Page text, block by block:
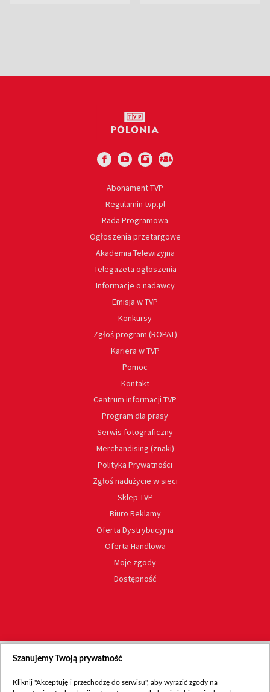
Abonament TVP
Regulamin tvp.pl
Rada Programowa
Ogłoszenia przetargowe
Akademia Telewizyjna
Telegazeta ogłoszenia
Informacje o nadawcy
Emisja w TVP
Konkursy
Zgłoś program (ROPAT)
Kariera w TVP
Pomoc
Kontakt
Centrum informacji TVP
Program dla prasy
Serwis fotograficzny
Merchandising (znaki)
Polityka Prywatności
Zgłoś nadużycie w sieci
Sklep TVP
Biuro Reklamy
Oferta Dystrybucyjna
Oferta Handlowa
Moje zgody
Dostępność
Szanujemy Twoją prywatność
Kliknij "Akceptuję i przechodzę do serwisu", aby wyrazić zgody na